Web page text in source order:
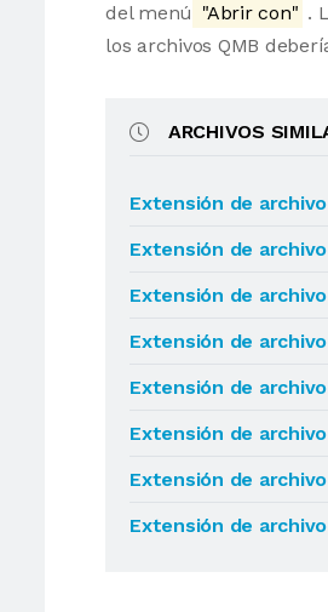
del menú "Abrir con" .
los archivos QMB
ARCHIVOS
Extensión de archivo
Extensión de archivo
Extensión de archivo
Extensión de archivo
Extensión de archivo
Extensión de archivo
Extensión de archivo
Extensión de archivo